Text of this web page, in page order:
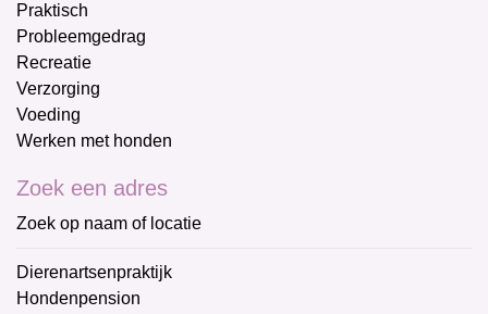
Praktisch
Probleemgedrag
Recreatie
Verzorging
Voeding
Werken met honden
Zoek een adres
Zoek op naam of locatie
Dierenartsenpraktijk
Hondenpension